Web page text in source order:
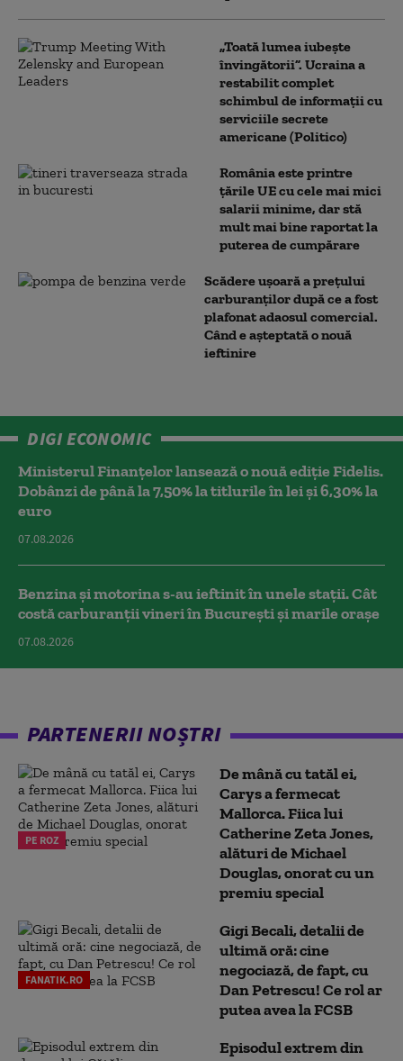
„Toată lumea iubește
învingătorii”. Ucraina a
restabilit complet
schimbul de informații cu
serviciile secrete
americane (Politico)
România este printre
țările UE cu cele mai mici
salarii minime, dar stă
mult mai bine raportat la
puterea de cumpărare
Scădere ușoară a prețului
carburanților după ce a fost
plafonat adaosul comercial.
Când e așteptată o nouă
ieftinire
DIGI ECONOMIC
Ministerul Finanțelor lansează o nouă ediție Fidelis.
Dobânzi de până la 7,50% la titlurile în lei și 6,30% la
euro
07.08.2026
Benzina și motorina s-au ieftinit în unele stații. Cât
costă carburanții vineri în București și marile orașe
07.08.2026
PARTENERII NOȘTRI
PE ROZ
De mână cu tatăl ei,
Carys a fermecat
Mallorca. Fiica lui
Catherine Zeta Jones,
alături de Michael
Douglas, onorat cu un
premiu special
FANATIK.RO
Gigi Becali, detalii de
ultimă oră: cine
negociază, de fapt, cu
Dan Petrescu! Ce rol ar
putea avea la FCSB
Episodul extrem din